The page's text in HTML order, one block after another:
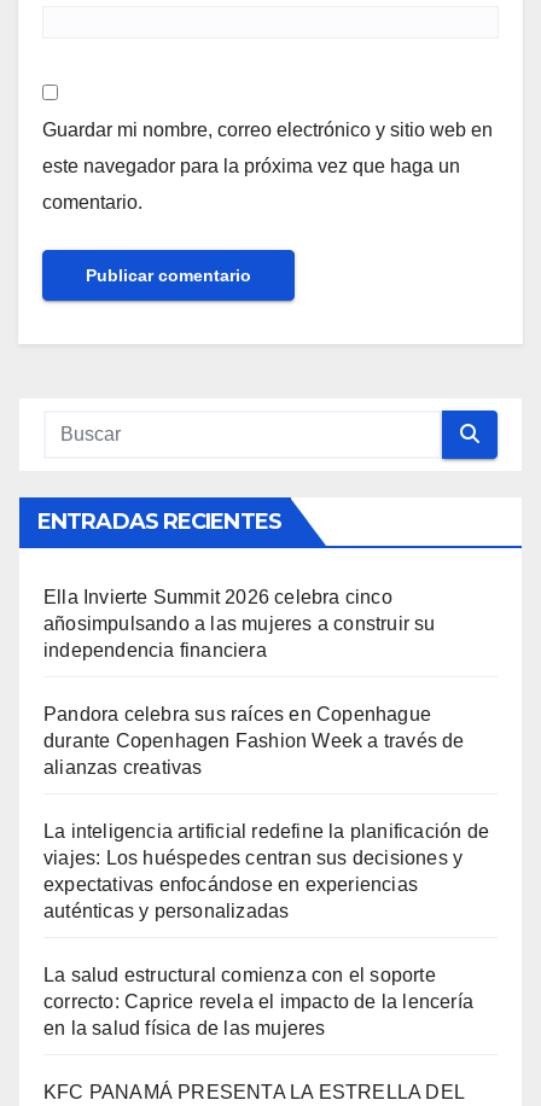
Guardar mi nombre, correo electrónico y sitio web en
este navegador para la próxima vez que haga un
comentario.
ENTRADAS RECIENTES
Ella Invierte Summit 2026 celebra cinco
añosimpulsando a las mujeres a construir su
independencia financiera
Pandora celebra sus raíces en Copenhague
durante Copenhagen Fashion Week a través de
alianzas creativas
La inteligencia artificial redefine la planificación de
viajes: Los huéspedes centran sus decisiones y
expectativas enfocándose en experiencias
auténticas y personalizadas
La salud estructural comienza con el soporte
correcto: Caprice revela el impacto de la lencería
en la salud física de las mujeres
KFC PANAMÁ PRESENTA LA ESTRELLA DEL